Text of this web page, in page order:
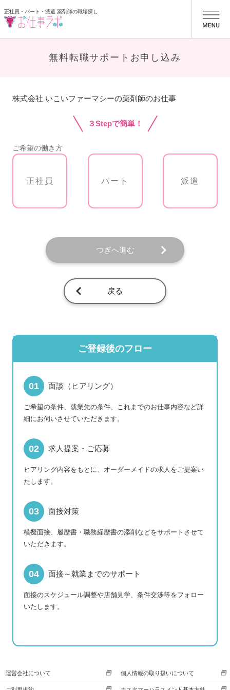
正社員・パート・派遣 薬剤師の職場探し
無料転職サポートお申し込み
株式会社 いこいファーマシーの薬剤師のお仕事
３Stepで簡単！
ご希望の働き方
正社員 パート 派遣
つぎへ進む
戻る
ご登録後のフロー
面談（ヒアリング）
ご希望の条件、就業先の条件、これまでのお仕事内容など詳
細にお伺いさせていただきます。
求人提案・ご応募
ヒアリング内容をもとに、オーダーメイドの求人をご提案い
たします。
面接対策
模擬面接、履歴書・職務経歴書の添削などをサポートさせて
いただきます。
面接～就業までのサポート
面接のスケジュール調整や店舗見学、条件交渉等をフォロー
いたします。
運営会社について 個人情報の取り扱いについて